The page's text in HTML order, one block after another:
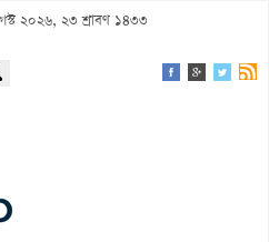
২০২৬, ২৩ শ্রাবণ ১৪৩৩